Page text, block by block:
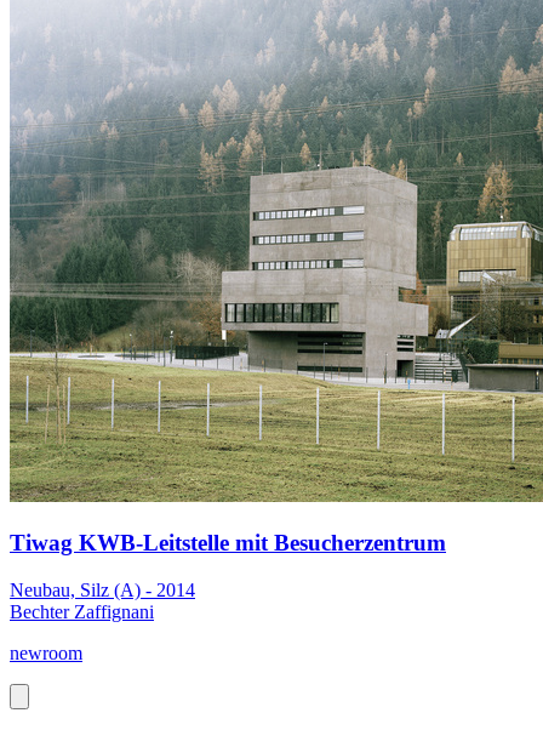
Tiwag KWB-Leitstelle mit Besucherzentrum
Neubau, Silz (A) - 2014
Bechter Zaffignani
newroom